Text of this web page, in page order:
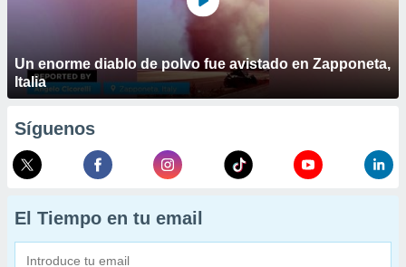
Un enorme diablo de polvo fue avistado en Zapponeta,
Italia
Síguenos
El Tiempo en tu email